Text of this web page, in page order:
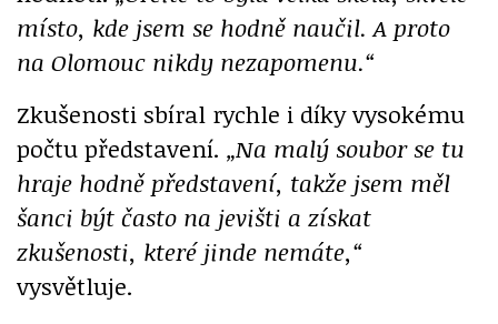
místo, kde jsem se hodně naučil. A proto
na Olomouc nikdy nezapomenu.“
Zkušenosti sbíral rychle i díky vysokému
počtu představení. „Na malý soubor se tu
hraje hodně představení, takže jsem měl
šanci být často na jevišti a získat
zkušenosti, které jinde nemáte,“
vysvětluje.